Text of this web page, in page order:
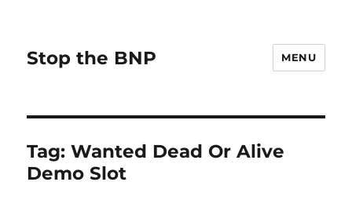
Stop the BNP MENU
Tag:Wanted Dead Or Alive
Demo Slot